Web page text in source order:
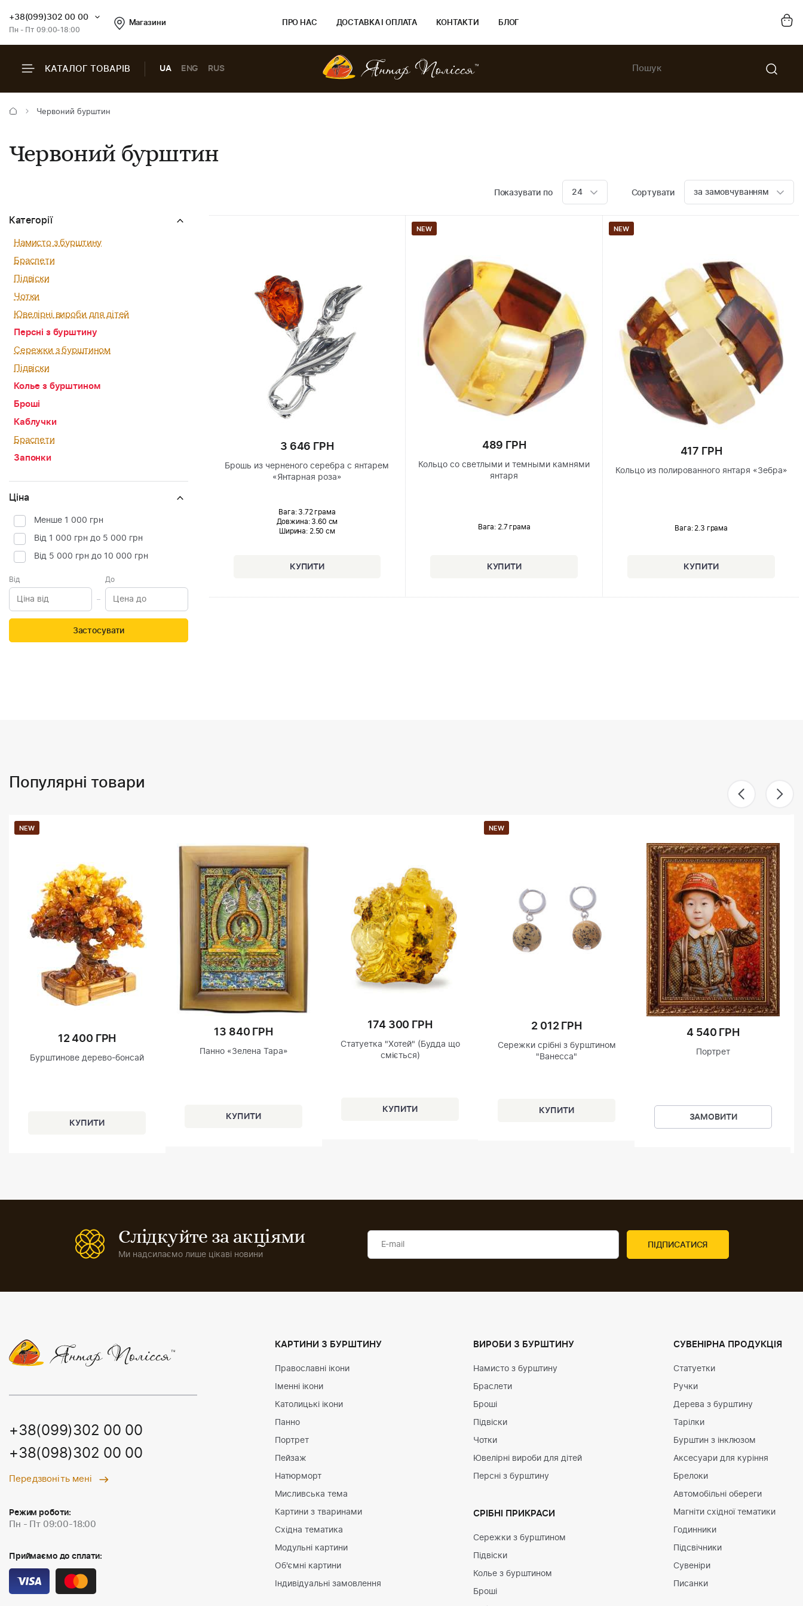
+38(099)302 00 00
Пн - Пт 09:00-18:00
Магазини ПРО НАС ДОСТАВКА І ОПЛАТА КОНТАКТИ БЛОГ
КАТАЛОГ ТОВАРІВ UA ENG RUS
Червоний бурштин
Червоний бурштин
Показувати по 24 Сортувати за замовчуванням
Категорії
Намисто з бурштину
Браслети
Підвіски
Чотки
Ювелірні вироби для дітей
Персні з бурштину
Сережки з бурштином
Підвіски
Колье з бурштином
Броші
Каблучки
Браслети
Запонки
Ціна
Менше 1 000 грн
Від 1 000 грн до 5 000 грн
Від 5 000 грн до 10 000 грн
Від До
Застосувати
3 646 ГРН
Брошь из черненого серебра с янтарем
«Янтарная роза»
Вага: 3.72 грама
Довжина:3.60 см
Ширина: 2.50 см
NEW
489 ГРН
Кольцо со светлыми и темными камнями
янтаря
Вага: 2.7 грама
NEW
417 ГРН
Кольцо из полированного янтаря «Зебра»
Вага: 2.3 грама
Популярні товари
NEW
12 400 ГРН
Бурштинове дерево-бонсай
13 840 ГРН
Панно «Зелена Тара»
174 300 ГРН
Статуетка "Хотей" (Будда що
сміється)
NEW
2 012 ГРН
Сережки срібні з бурштином
"Ванесса"
4 540 ГРН
Портрет
ЗАМОВИТИ
Слідкуйте за акціями
Ми надсилаємо лише цікаві новини
+38(099)302 00 00
+38(098)302 00 00
Передзвоніть мені
Режим роботи:
Пн - Пт 09:00-18:00
Приймаємо до сплати:
КАРТИНИ З БУРШТИНУ
Православні ікони
Іменні ікони
Католицькі ікони
Панно
Портрет
Пейзаж
Натюрморт
Мисливська тема
Картини з тваринами
Східна тематика
Модульні картини
Об'ємні картини
Індивідуальні замовлення
ВИРОБИ З БУРШТИНУ
Намисто з бурштину
Браслети
Броші
Підвіски
Чотки
Ювелірні вироби для дітей
Персні з бурштину
СРІБНІ ПРИКРАСИ
Сережки з бурштином
Підвіски
Колье з бурштином
Броші
СУВЕНІРНА ПРОДУКЦІЯ
Статуетки
Ручки
Дерева з бурштину
Тарілки
Бурштин з інклюзом
Аксесуари для куріння
Брелоки
Автомобільні обереги
Магніти східної тематики
Годинники
Підсвічники
Сувеніри
Писанки